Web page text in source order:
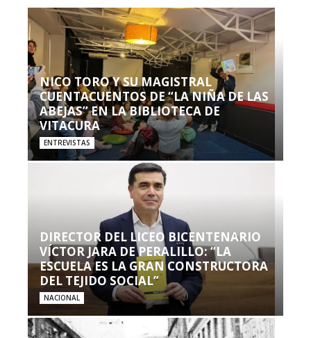
NICO TORO Y SU MAGISTRAL
CUENTACUENTOS DE “LA NIÑA DE LAS
ABEJAS” EN LA BIBLIOTECA DE
VITACURA
ENTREVISTAS
DIRECTOR DEL LICEO BICENTENARIO
VÍCTOR JARA DE PERALILLO: “LA
ESCUELA ES LA GRAN CONSTRUCTORA
DEL TEJIDO SOCIAL”
NACIONAL